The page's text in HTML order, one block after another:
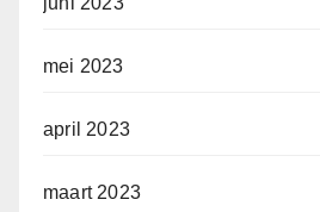
mei 2023
april 2023
maart 2023